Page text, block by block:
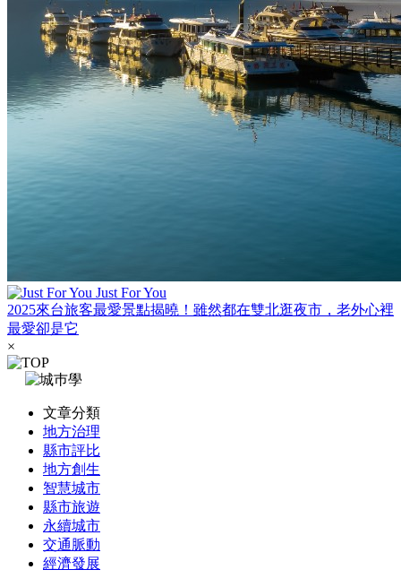
Just For You
2025來台旅客最愛景點揭曉！雖然都在雙北逛夜市，老外心裡
最愛卻是它
×
文章分類
地方治理
縣市評比
地方創生
智慧城市
縣市旅遊
永續城市
交通脈動
經濟發展